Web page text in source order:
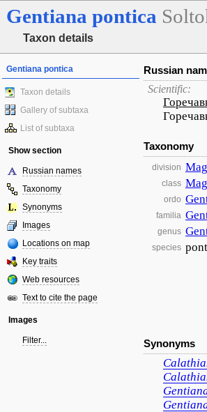
Gentiana pontica
Taxon details
Gentiana pontica
Taxon details
Gallery of subtaxa
List of subtaxa
Show section
Russian names
Taxonomy
Synonyms
Images
Locations on map
Key traits
Web resources
Text to cite the page
Images
Filter...
Russian
Scientific:
Taxonomy
division
class
ordo
familia
genus
species
Synonyms